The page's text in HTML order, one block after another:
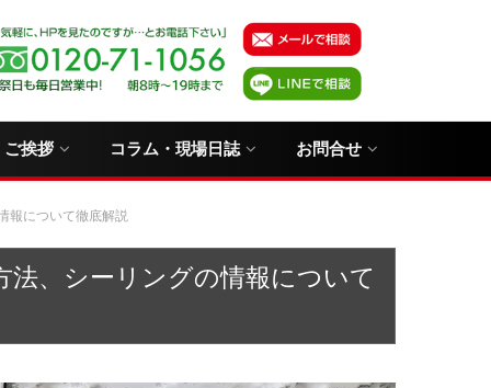
ご挨拶 コラム・現場日誌 お問合せ
報について徹底解説
法、シーリングの情報について